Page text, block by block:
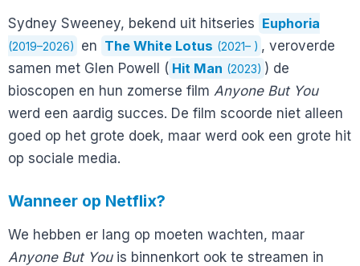
Sydney Sweeney, bekend uit hitseries Euphoria
(2019–2026) en The White Lotus (2021– ) , veroverde
samen met Glen Powell ( Hit Man (2023) ) de
bioscopen en hun zomerse film Anyone But You
werd een aardig succes. De film scoorde niet alleen
goed op het grote doek, maar werd ook een grote hit
op sociale media.
Wanneer op Netflix?
We hebben er lang op moeten wachten, maar
Anyone But Youis binnenkort ook te streamen in